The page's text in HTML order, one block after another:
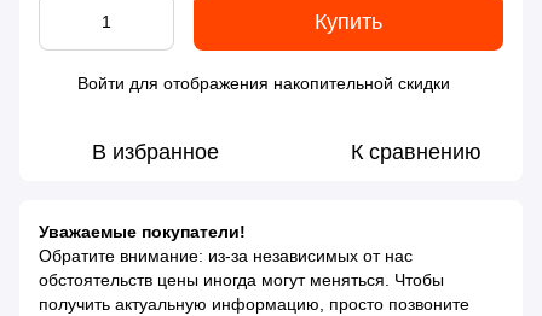
Купить
Войти для отображения накопительной скидки
В избранное К сравнению
Уважаемые покупатели!
Обратите внимание: из-за независимых от нас
обстоятельств цены иногда могут меняться. Чтобы
получить актуальную информацию, просто позвоните